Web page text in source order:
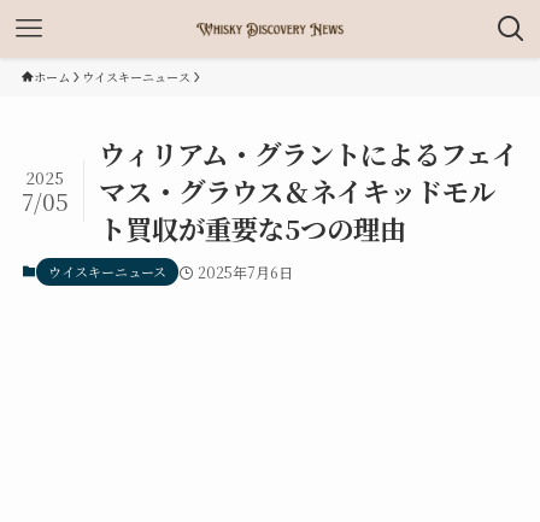
ホーム ウイスキーニュース
ウィリアム・グラントによるフェイ
マス・グラウス＆ネイキッドモル
ト買収が重要な5つの理由
2025
7/05
ウイスキーニュース 2025年7月6日